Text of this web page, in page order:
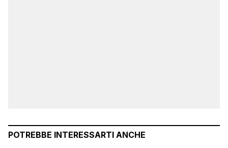
POTREBBE INTERESSARTI ANCHE